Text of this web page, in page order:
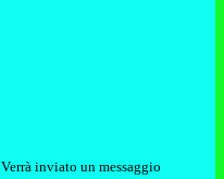
Verrà inviato un messaggio